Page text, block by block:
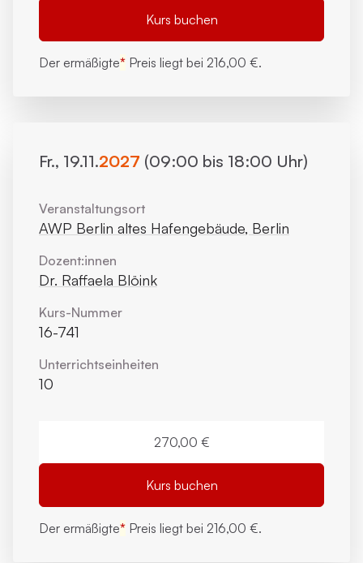
Kurs buchen
Der ermäßigte* Preis liegt bei 216,00 €.
Fr., 19.11.2027 (09:00 bis 18:00 Uhr)
Veranstaltungsort
AWP Berlin altes Hafengebäude, Berlin
Dozent:innen
Dr. Raffaela Blöink
Kurs-Nummer
16-741
Unterrichts­einheiten
10
270,00 €
Kurs buchen
Der ermäßigte* Preis liegt bei 216,00 €.